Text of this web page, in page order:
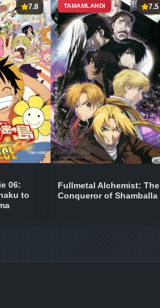
7.8
06:
to
TAMAMLANDI 7.5
Fullmetal Alchemist: The
Conqueror of Shamballa